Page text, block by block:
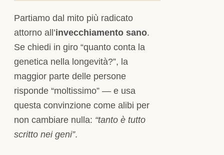
Partiamo dal mito più radicato
attorno all’invecchiamento sano.
Se chiedi in giro “quanto conta la
genetica nella longevità?”, la
maggior parte delle persone
risponde “moltissimo” — e usa
questa convinzione come alibi per
non cambiare nulla: “tanto è tutto
scritto nei geni”.